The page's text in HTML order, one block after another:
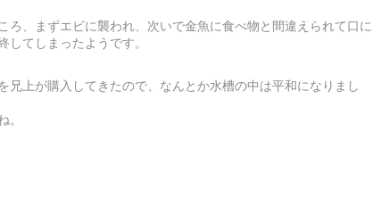
ろ、まずエビに襲われ、次いで金魚に食べ物と間違えられて口に
てしまったようです。
兄上が購入してきたので、なんとか水槽の中は平和になりまし
。